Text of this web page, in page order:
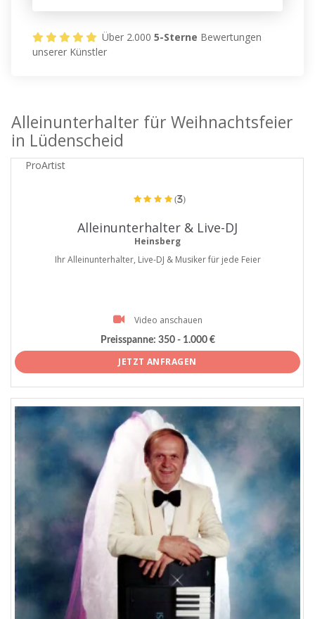
Über 2.0005-Sterne Bewertungen
unserer Künstler
Alleinunterhalter für Weihnachtsfeier
in Lüdenscheid
ProArtist
(3)
Alleinunterhalter & Live-DJ
Heinsberg
Ihr Alleinunterhalter, Live-DJ & Musiker für jede Feier
Video anschauen
Preisspanne: 350 - 1.000 €
JETZT ANFRAGEN